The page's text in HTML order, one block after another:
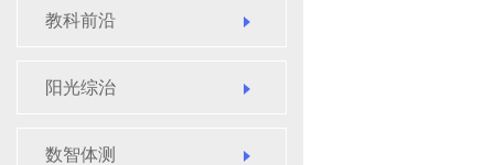
教科前沿
阳光综治
数智体测